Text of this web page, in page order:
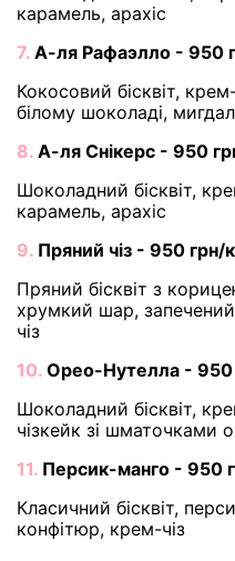
карамель, арахіс
7. А-ля Рафаэлло - 950
Кокосовий бісквіт,
білому шоколаді,
8. А-ля Снікерс - 950
Шоколадний бісквіт,
карамель, арахіс
9. Пряний чіз - 950 грн/
Пряний бісквіт з
хрумкий шар,
чіз
10. Орео-Нутелла - 950
Шоколадний бісквіт,
чізкейк зі шматочками
11. Персик-манго - 950
Класичний бісквіт,
конфітюр, крем-чіз